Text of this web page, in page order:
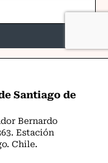
Santiago de
Bernardo
Estación
Chile.